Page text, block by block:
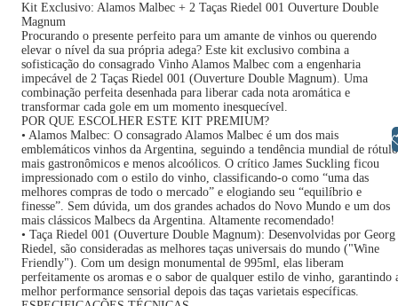
Kit Exclusivo: Alamos Malbec + 2 Taças Riedel 001 Ouverture Double
Magnum
Procurando o presente perfeito para um amante de vinhos ou querendo
elevar o nível da sua própria adega? Este kit exclusivo combina a
sofisticação do consagrado Vinho Alamos Malbec com a engenharia
impecável de 2 Taças Riedel 001 (Ouverture Double Magnum). Uma
combinação perfeita desenhada para liberar cada nota aromática e
transformar cada gole em um momento inesquecível.
POR QUE ESCOLHER ESTE KIT PREMIUM?
• Alamos Malbec: O consagrado Alamos Malbec é um dos mais
emblemáticos vinhos da Argentina, seguindo a tendência mundial de
mais gastronômicos e menos alcoólicos. O crítico James Suckling ficou
impressionado com o estilo do vinho, classificando-o como “uma das
melhores compras de todo o mercado” e elogiando seu “equilíbrio e
finesse”. Sem dúvida, um dos grandes achados do Novo Mundo e um dos
mais clássicos Malbecs da Argentina. Altamente recomendado!
• Taça Riedel 001 (Ouverture Double Magnum): Desenvolvidas por Georg
Riedel, são consideradas as melhores taças universais do mundo ("Wine
Friendly"). Com um design monumental de 995ml, elas liberam
perfeitamente os aromas e o sabor de qualquer estilo de vinho, garantindo
melhor performance sensorial depois das taças varietais específicas.
Libras